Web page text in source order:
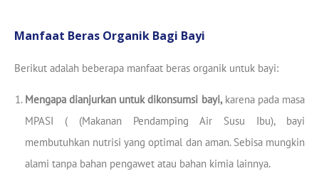
Manfaat Beras Organik Bagi Bayi
Berikut adalah beberapa manfaat beras organik untuk bayi:
Mengapa dianjurkan untuk dikonsumsi bayi,karena pada masa
MPASI ( (Makanan Pendamping Air Susu Ibu), bayi
membutuhkan nutrisi yang optimal dan aman. Sebisa mungkin
alami tanpa bahan pengawet atau bahan kimia lainnya.